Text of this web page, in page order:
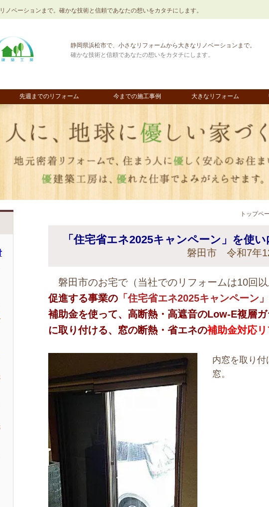
ベーションまで。確かな技術と信頼であなたの想いをカタチにします。
静岡県浜松市で、小さなリフォームから大きなリノベーションまで。
確かな技術と信頼であなたの想いをカタチにします。
先週までのリフォーム 今までの施工事例 大きなリフォーム
トップペ
「住宅省エネ2025キャンペーン」を使
磐田市 令和7年
磐田市のお宅で（当社でのリフォームは10回以
促進する事業の 「住宅省エネ2025キャンペーン
補助金を使って、高断熱・高遮音のLow-E複層
に取り付ける、窓の断熱・省エネの補助金対応
内窓を取り付
窓。